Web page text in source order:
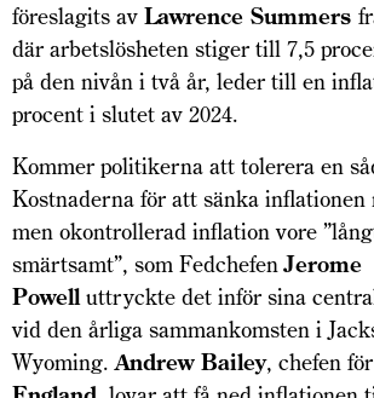
föreslagits av Lawrence Summers
där arbetslösheten stiger till 7,5
på den nivån i två år, leder till en
procent i slutet av 2024.
Kommer politikerna att tolerera en
Kostnaderna för att sänka inflationen
men okontrollerad inflation vore
smärtsamt”, som FedchefenJerome
Powelluttryckte det inför sina
vid den årliga sammankomsten i
Wyoming.Andrew Bailey, chefen för